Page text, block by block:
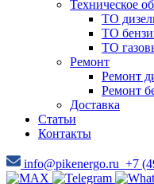
Техническое
ТО
ТО
ТО
Ремонт
Ремонт
Ремонт
Доставка
Статьи
Контакты
info@pikenergo.ru +7